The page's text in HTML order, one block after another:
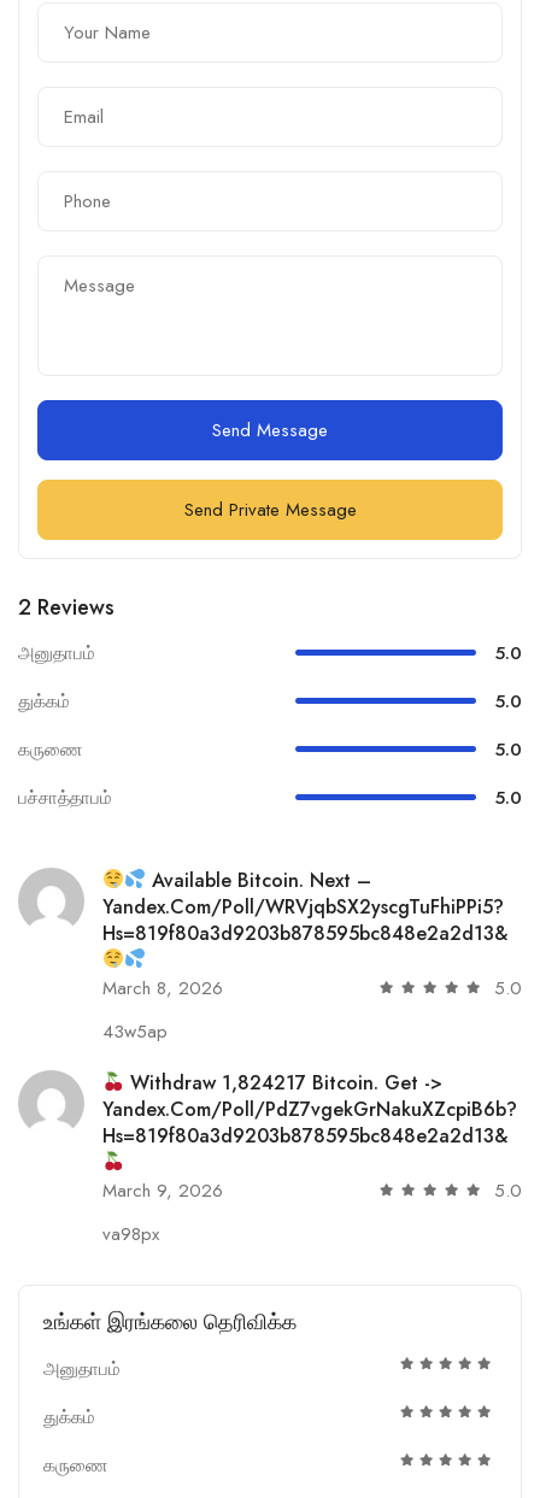
Send Message
Send Private Message
2 Reviews
அனுதாபம்
5.0
துக்கம்
5.0
கருணை
5.0
பச்சாத்தாபம்
5.0
Available Bitcoin. Next –
Yandex.com/poll/WRVjqbSX2yscgTuFhiPPi5?
Hs=819f80a3d9203b878595bc848e2a2d13&
March 8, 2026
5.0
43w5ap
Withdraw 1,824217 Bitcoin. Get ->
Yandex.com/poll/PdZ7vgekGrNakuXZcpiB6b?
Hs=819f80a3d9203b878595bc848e2a2d13&
March 9, 2026
5.0
va98px
உங்கள் இரங்கலை தெரிவிக்க
அனுதாபம்
துக்கம்
கருணை